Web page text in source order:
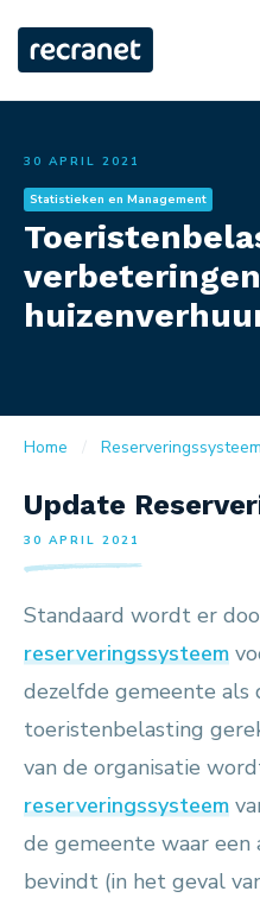
30 APRIL 2021
Statistieken en Management
Home Reserveringssysteem
Update
30 APRIL 2021
Standaard wordt er
reserveringssysteem
dezelfde gemeente als
toeristenbelasting
van de organisatie
reserveringssysteem
de gemeente waar een
bevindt (in het geval